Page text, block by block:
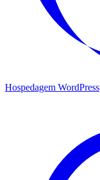
Hospedagem WordPress